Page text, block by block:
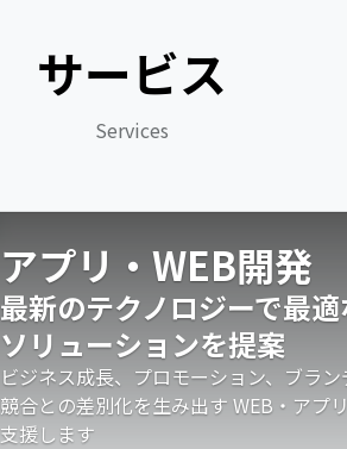
サービス
Services
アプリ・WEB開発
最新のテクノロジーで最適
ソリューションを提案
ビジネス成長、プロモーション、ブラン
競合との差別化を生み出す WEB・アプ
支援します